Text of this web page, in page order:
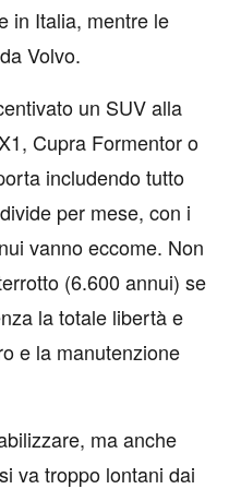
in Italia, mentre le
Volvo.
un SUV alla
Cupra Formentor o
includendo tutto
per mese, con i
vanno eccome. Non
(6.600 annui) se
la totale libertà e
e la manutenzione
ma anche
va troppo lontani dai